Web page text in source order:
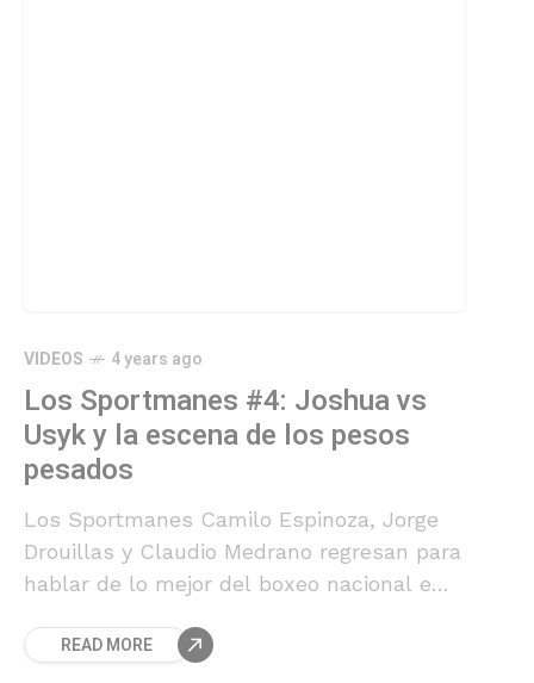
VIDEOS 4 years ago
Los Sportmanes #4: Joshua vs
Usyk y la escena de los pesos
pesados
Los Sportmanes Camilo Espinoza, Jorge
Drouillas y Claudio Medrano regresan para
hablar de lo mejor del boxeo nacional e
READ MORE